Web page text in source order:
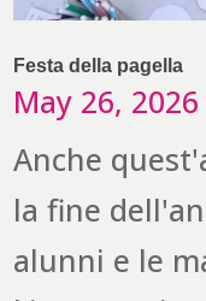
Festa della pagella
May 26, 2026
Anche
la fine
alunni e le